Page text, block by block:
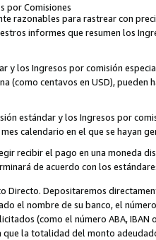
por Comisiones
razonables para rastrear con
informes que resumen los
y los Ingresos por comisión
(como centavos en USD),
estándar y los Ingresos por
calendario en el que se hayan
recibir el pago en una moneda
de acuerdo con los
Directo. Depositaremos
el nombre de su banco, el
(como el número ABA,
que la totalidad del monto